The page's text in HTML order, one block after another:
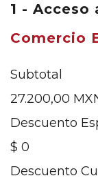
1 - Acceso
Comercio
Subtotal
27.200,00
Descuento
$ 0
Descuento